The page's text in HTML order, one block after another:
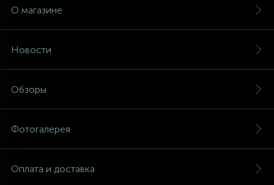
О магазине
Новости
Обзоры
Фотогалерея
Оплата и доставка